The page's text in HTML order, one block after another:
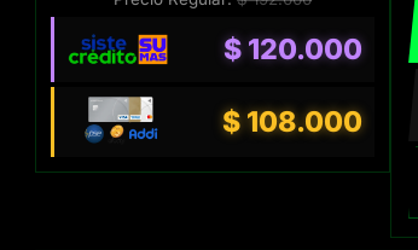
$120.000
$108.000